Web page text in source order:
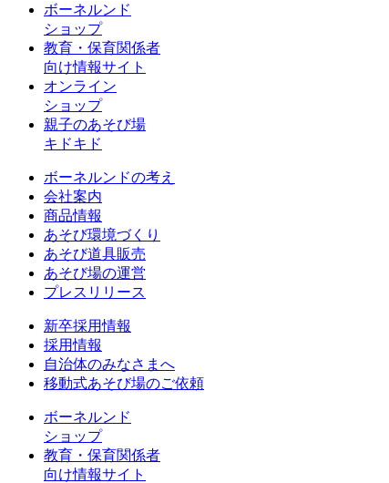
ボーネルンド
ショップ
教育・保育関係者
向け情報サイト
オンライン
ショップ
親子のあそび場
キドキド
ボーネルンドの考え
会社案内
商品情報
あそび環境づくり
あそび道具販売
あそび場の運営
プレスリリース
新卒採用情報
採用情報
自治体のみなさまへ
移動式あそび場のご依頼
ボーネルンド
ショップ
教育・保育関係者
向け情報サイト